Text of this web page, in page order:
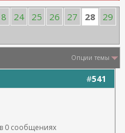
24 25 26 27 28
29
Опции темы
#541
0 сообщениях